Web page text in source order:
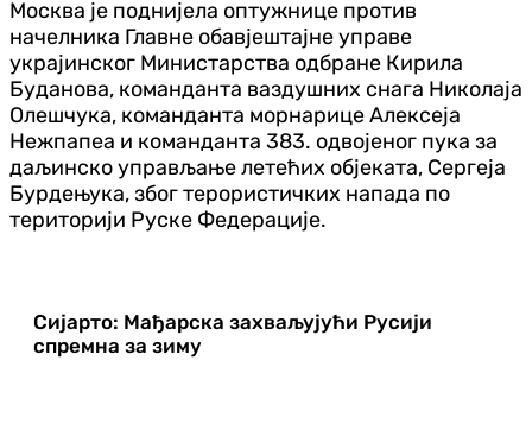
Москва је поднијела оптужнице против
начелника Главне обавјештајне управе
украјинског Министарства одбране Кирила
Буданова, команданта ваздушних снага Николаја
Олешчука, команданта морнарице Алексеја
Нежпапеа и команданта 383. одвојеног пука за
даљинско управљање летећих објеката, Сергеја
Бурдењука, због терористичких напада по
територији Руске Федерације.
Сијарто: Мађарска захваљујући Русији
спремна за зиму